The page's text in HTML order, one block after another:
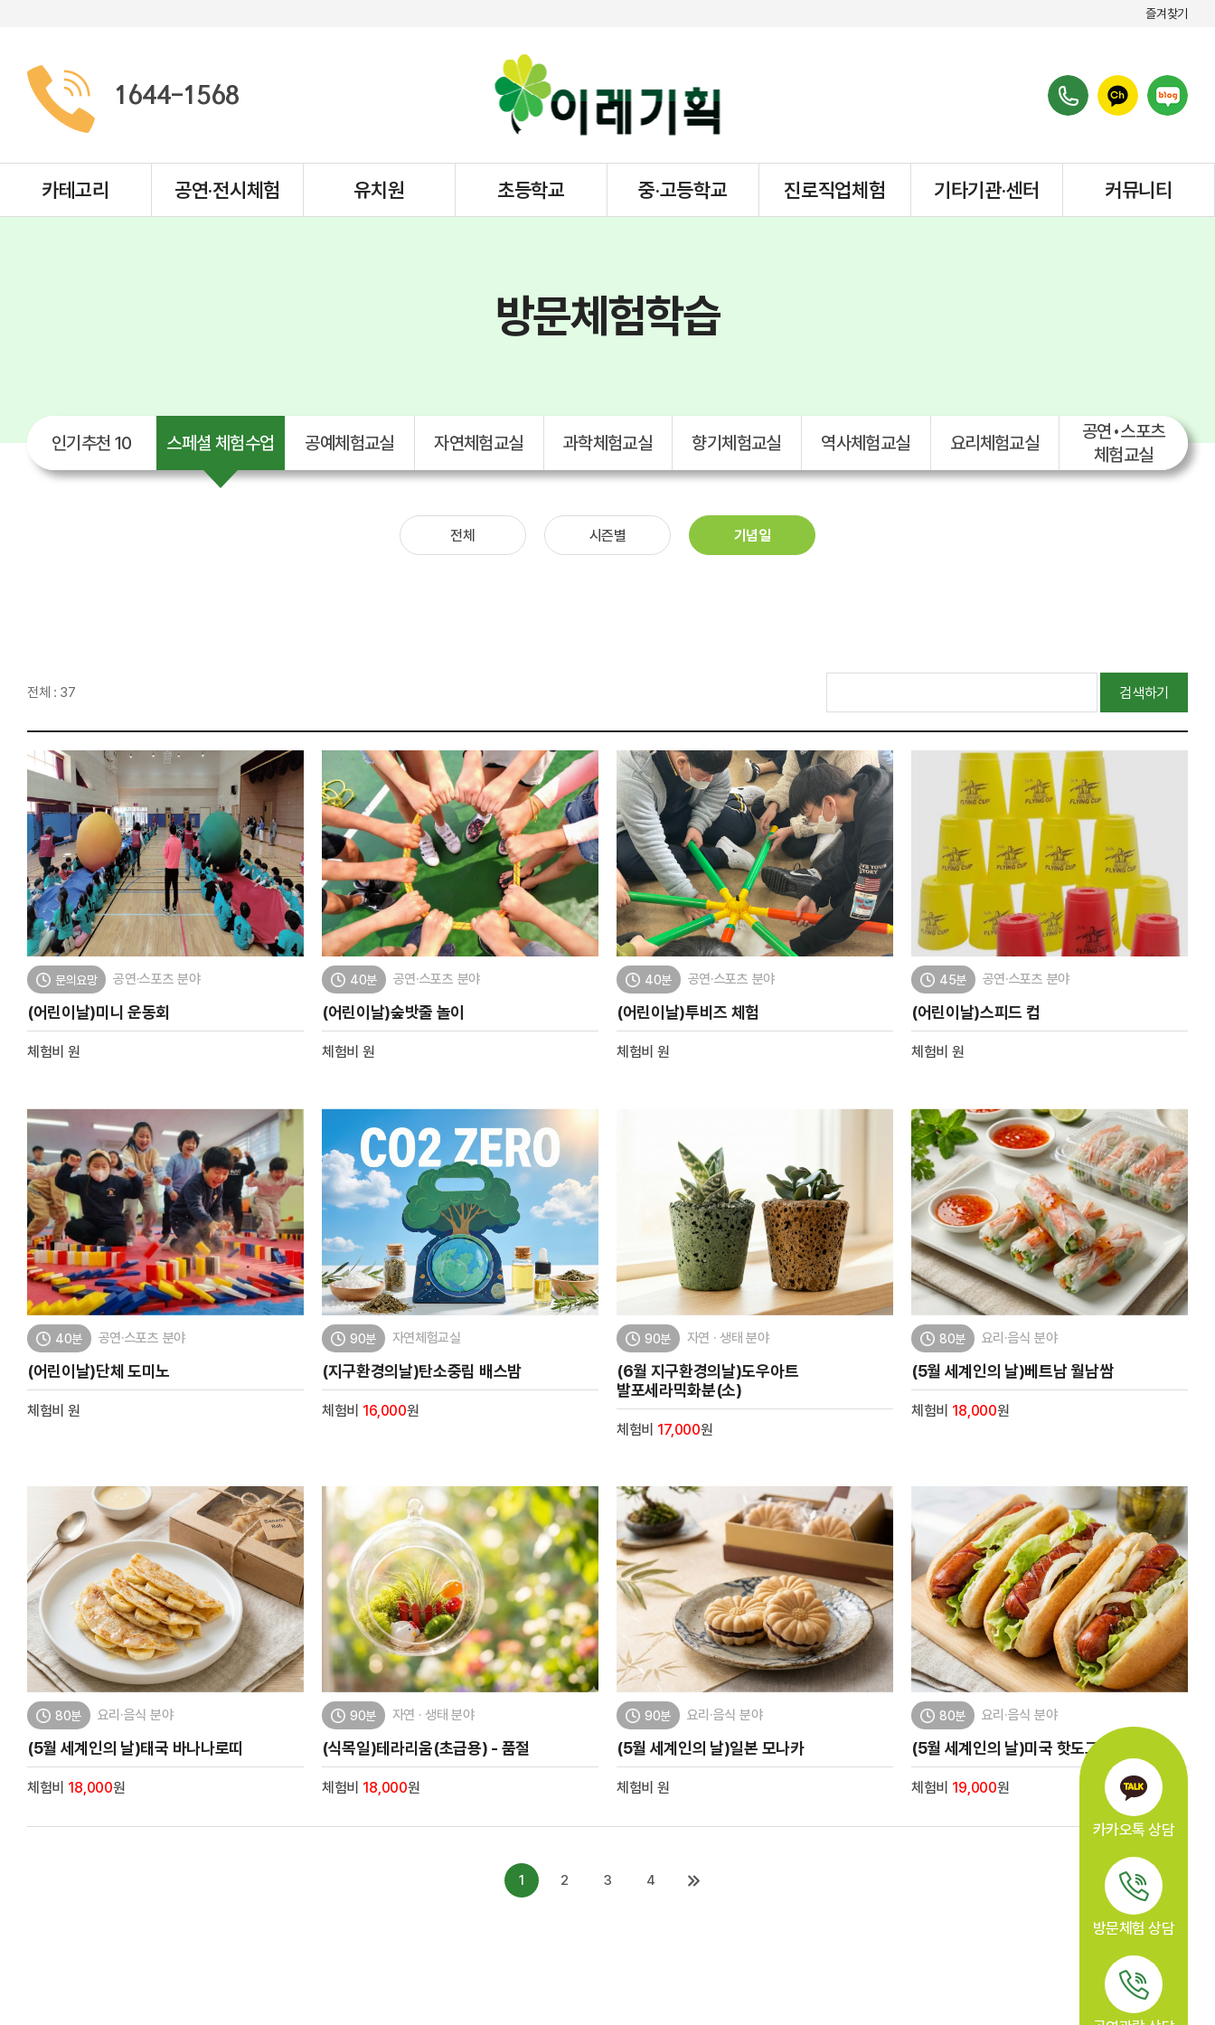
즐겨찾기
1644-1568
카테고리 공연·전시체험 유치원 초등학교 중·고등학교 진로직업체험 기타기관·센터 커뮤니티
카카오톡 상담
방문체험 상담
방문체험학습
인기추천 10 스페셜 체험수업 공예체험교실 자연체험교실 과학체험교실 향기체험교실 역사체험교실 요리체험교실
공연•스포츠
체험교실
전체 시즌별 기념일
전체 : 37 검색하기
문의요망 공연·스포츠 분야
(어린이날)미니 운동회
체험비 원
40분 공연·스포츠 분야
(어린이날)숲밧줄 놀이
체험비 원
40분 공연·스포츠 분야
(어린이날)투비즈 체험
체험비 원
45분 공연·스포츠 분야
(어린이날)스피드 컵
체험비 원
40분 공연·스포츠 분야
(어린이날)단체 도미노
체험비 원
90분 자연체험교실
(지구환경의날)탄소중립 배스밤
체험비 16,000원
90분 자연 · 생태 분야
(6월 지구환경의날)도우아트
발포세라믹화분(소)
체험비 17,000원
80분 요리·음식 분야
(5월 세계인의 날)베트남 월남쌈
체험비 18,000원
80분 요리·음식 분야
(5월 세계인의 날)태국 바나나로띠
체험비 18,000원
90분 자연 · 생태 분야
(식목일)테라리움(초급용) - 품절
체험비 18,000원
90분 요리·음식 분야
(5월 세계인의 날)일본 모나카
체험비 원
80분 요리·음식 분야
(5월 세계인의 날)미국 핫도그
체험비 19,000원
1 2 3 4